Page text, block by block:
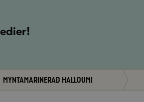
Myntamarinerad Halloumi